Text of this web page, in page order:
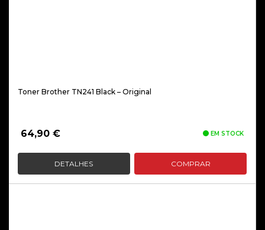
Toner Brother TN241 Black – Original
64,90 € EM STOCK
DETALHES COMPRAR